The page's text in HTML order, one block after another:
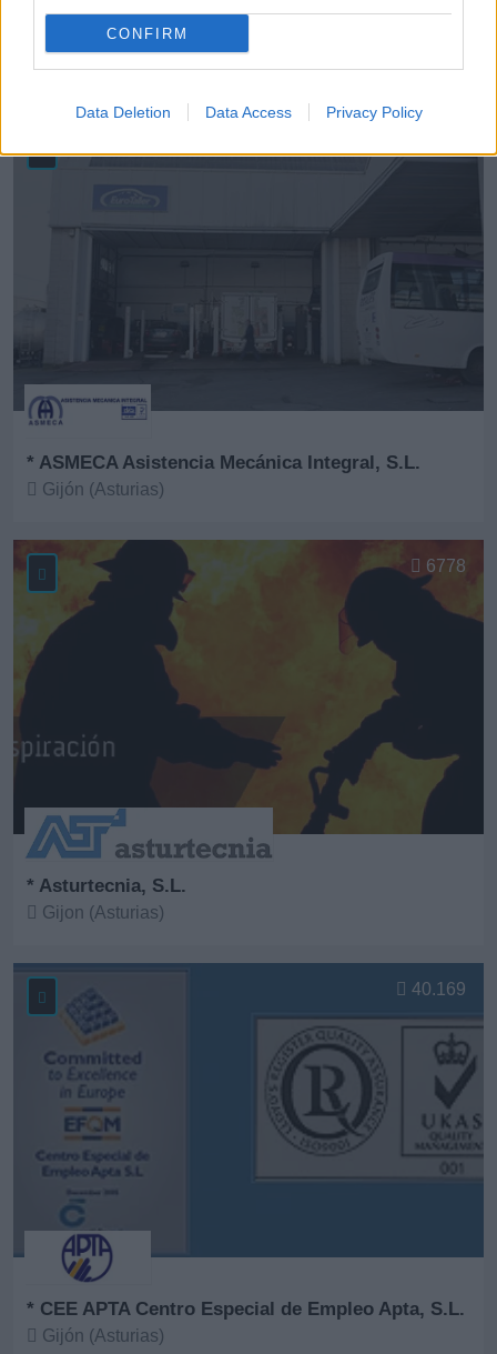
CONFIRM
Data Deletion Data Access Privacy Policy
* Asepro Seguridad S.L.U.
Gijón (Asturias)
Ver más
* ASMECA Asistencia Mecánica Integral, S.L.
Gijón (Asturias)
* Asturtecnia, S.L.
Gijon (Asturias)
6778
* CEE APTA Centro Especial de Empleo Apta, S.L.
Gijón (Asturias)
40.169